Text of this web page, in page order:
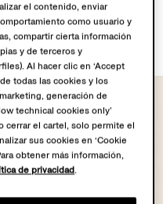
Pantalones Cortos en Oasi
Lino Marrón Oscuro
€795.00
el contenido, enviar
como usuario y
compartir cierta información
y de terceros y
Al hacer clic en ‘Accept
todas las cookies y los
generación de
technical cookies only’
cerrar el cartel, solo permite el
sus cookies en ‘Cookie
obtener más información,
de privacidad.